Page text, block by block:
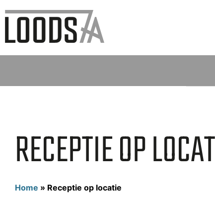
RECEPTIE OP
Home » Receptie op locatie